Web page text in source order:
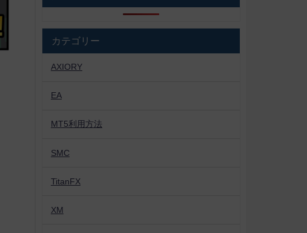
カテゴリー
AXIORY
EA
MT5利用方法
SMC
TitanFX
XM